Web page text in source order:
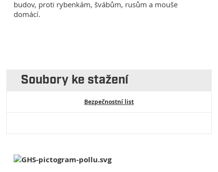
budov, proti rybenkám, švábům, rusům a mouše
domácí.
Soubory ke stažení
Bezpečnostní list